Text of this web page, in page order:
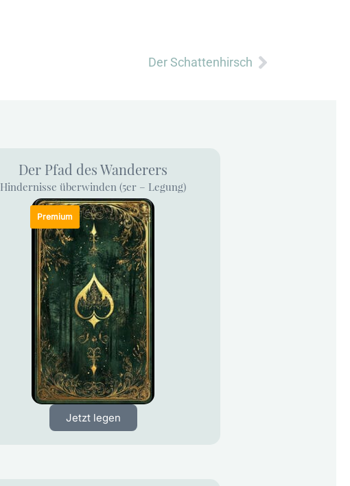
Der Schattenhirsch Nächster
Der Pfad des Wanderers
Hindernisse überwinden (5er – Legung)
Jetzt legen